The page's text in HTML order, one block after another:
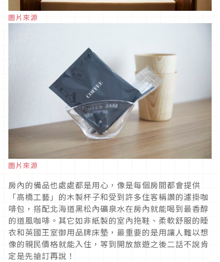
圖片來源
圖片來源
房內的備品也處處都是用心，像是每個房間都會提供
「高橋工藝」的木製杯子和受到許多住客稱讚的濾掛咖
啡包，搭配北海道黑松內礦泉水在房內就能喝到最香醇
的道風咖啡。其它如非紙製的室內拖鞋、柔軟舒服的睡
衣和英國王室御用品牌床墊，最重要的是用讓人難以想
像的親民價格就能入住，等到開放旅遊之後二話不說肯
定是先搶訂再說！